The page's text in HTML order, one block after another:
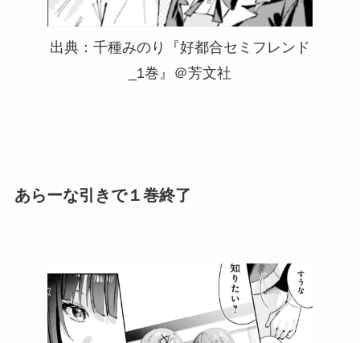
出典：千種みのり『好都合セミフレンド
_1巻』＠芳文社
あらーな引きで１巻終了